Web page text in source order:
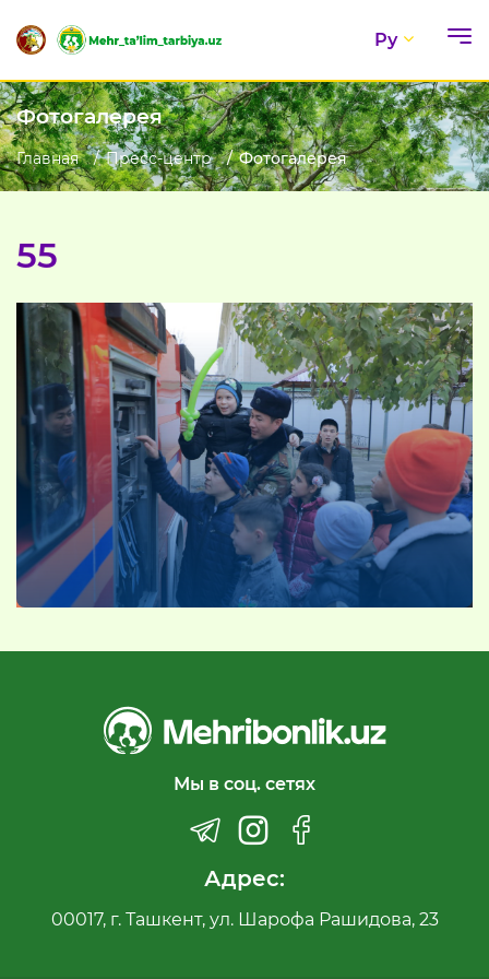
Ру
Фотогалерея
Главная Пресс-центр Фотогалерея
55
Мы в соц. сетях
Адрес:
00017, г. Ташкент, ул. Шарофа Рашидова, 23